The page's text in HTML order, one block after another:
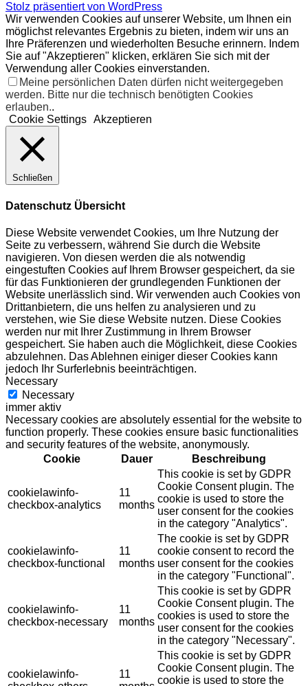
Stolz präsentiert von WordPress
Wir verwenden Cookies auf unserer Website, um Ihnen ein
möglichst relevantes Ergebnis zu bieten, indem wir uns an
Ihre Präferenzen und wiederholten Besuche erinnern. Indem
Sie auf "Akzeptieren" klicken, erklären Sie sich mit der
Verwendung aller Cookies einverstanden.
Meine persönlichen Daten dürfen nicht weitergegeben
werden. Bitte nur die technisch benötigten Cookies
erlauben..
Cookie Settings Akzeptieren
Schließen
Datenschutz Übersicht
Diese Website verwendet Cookies, um Ihre Nutzung der
Seite zu verbessern, während Sie durch die Website
navigieren. Von diesen werden die als notwendig
eingestuften Cookies auf Ihrem Browser gespeichert, da sie
für das Funktionieren der grundlegenden Funktionen der
Website unerlässlich sind. Wir verwenden auch Cookies von
Drittanbietern, die uns helfen zu analysieren und zu
verstehen, wie Sie diese Website nutzen. Diese Cookies
werden nur mit Ihrer Zustimmung in Ihrem Browser
gespeichert. Sie haben auch die Möglichkeit, diese Cookies
abzulehnen. Das Ablehnen einiger dieser Cookies kann
jedoch Ihr Surferlebnis beeinträchtigen.
Necessary
Necessary
immer aktiv
Necessary cookies are absolutely essential for the website to
function properly. These cookies ensure basic functionalities
and security features of the website, anonymously.
Cookie
Dauer Beschreibung
cookielawinfo-
checkbox-analytics
11
months
This cookie is set by GDPR
Cookie Consent plugin. The
cookie is used to store the
user consent for the cookies
in the category "Analytics".
cookielawinfo-
checkbox-functional
11
months
The cookie is set by GDPR
cookie consent to record the
user consent for the cookies
in the category "Functional".
cookielawinfo-
checkbox-necessary
11
months
This cookie is set by GDPR
Cookie Consent plugin. The
cookies is used to store the
user consent for the cookies
in the category "Necessary".
cookielawinfo-
11
This cookie is set by GDPR
Cookie Consent plugin. The
cookie is used to store the